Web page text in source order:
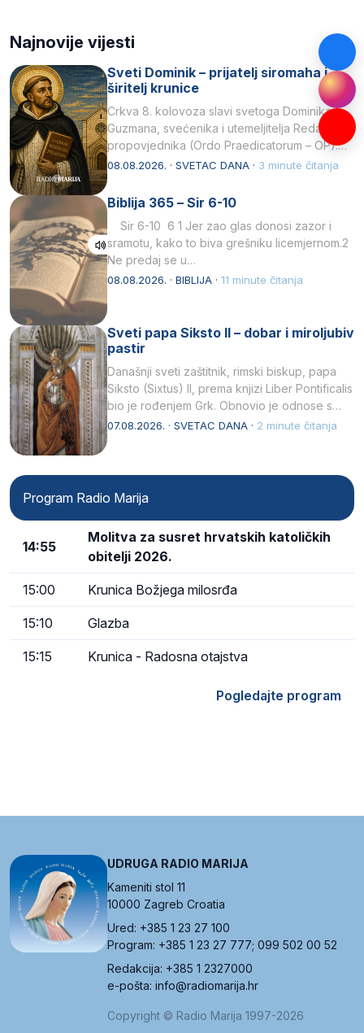
Najnovije vijesti
Sveti Dominik – prijatelj siromaha i
širitelj krunice
Crkva 8. kolovoza slavi svetoga Dominika
Guzmana, svećenika i utemeljitelja Reda
propovjednika (Ordo Praedicatorum – OP).
Svojim životom, dubokom ljubavlju prema
08.08.2026. · SVETAC DANA · 3 minute čitanja
Biblija 365 – Sir 6-10
Sir 6-10 6 1 Jer zao glas donosi zazor i
sramotu, kako to biva grešniku licemjernom.2
Ne predaj se u…
08.08.2026. · BIBLIJA · 11 minute čitanja
Sveti papa Siksto II – dobar i miroljubiv
pastir
Današnji sveti zaštitnik, rimski biskup, papa
Siksto (Sixtus) II, prema knjizi Liber Pontificalis
bio je rođenjem Grk. Obnovio je odnose s
afričkim…
07.08.2026. · SVETAC DANA · 2 minute čitanja
Program Radio Marija
14:55
Molitva za susret hrvatskih katoličkih
obitelji 2026.
15:00 Krunica Božjega milosrđa
15:10 Glazba
15:15 Krunica - Radosna otajstva
Pogledajte program
UDRUGA RADIO MARIJA
Kameniti stol 11
10000 Zagreb Croatia
Ured: +385 1 23 27 100
Program: +385 1 23 27 777; 099 502 00 52
Redakcija: +385 1 2327000
e-pošta: info@radiomarija.hr
Copyright © Radio Marija 1997-2026